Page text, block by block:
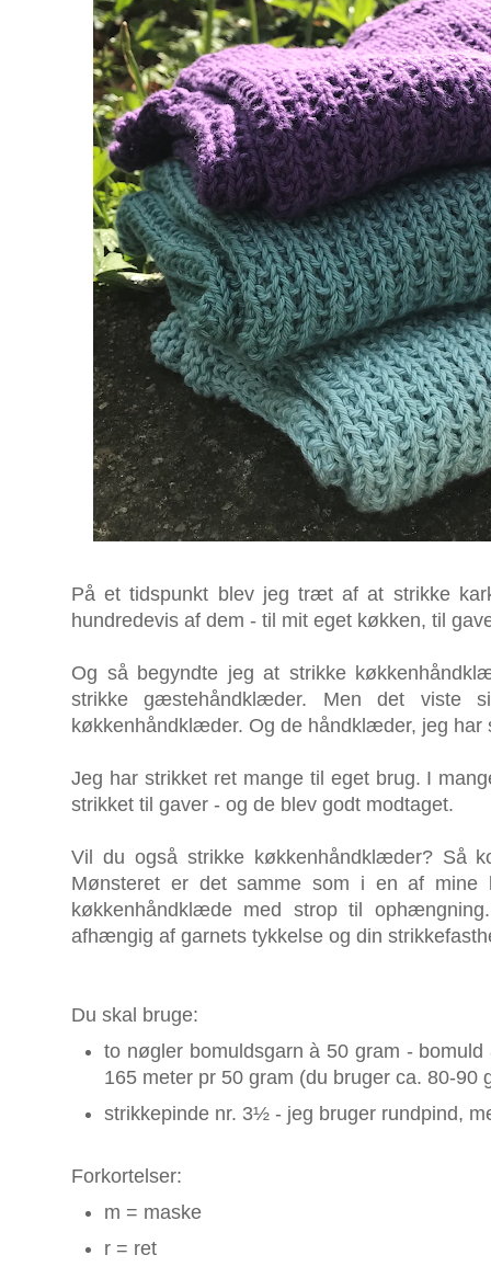
På et tidspunkt blev jeg træt af at strikke
hundredevis af dem - til mit eget køkken, til
Og så begyndte jeg at strikke
strikke gæstehåndklæder. Men det viste
køkkenhåndklæder. Og de håndklæder, jeg
Jeg har strikket ret mange til eget brug. I
strikket til gaver - og de blev godt modtaget.
Vil du også strikke køkkenhåndklæder? Så
Mønsteret er det samme som i en af mine
køkkenhåndklæde med strop til
afhængig af garnets tykkelse og din
Du skal bruge:
to nøgler bomuldsgarn à 50 gram -
165 meter pr 50 gram (du bruger ca. 80-90
strikkepinde nr. 3½ - jeg bruger rundpind,
Forkortelser:
m = maske
r = ret